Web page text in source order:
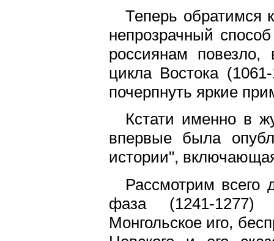
Теперь обратимся
непрозрачный
россиянам
цикла Востока
почерпнуть яркие
Кстати именно в
впервые была
истории",
Рассмотрим всего
фаза (1241-1277)
Монгольское иго,